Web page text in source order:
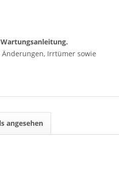
Irrtümer sowie
angesehen